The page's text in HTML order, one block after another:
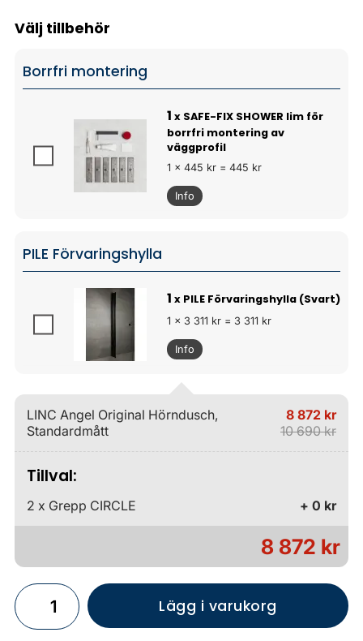
Välj tillbehör
Borrfri montering
1 x SAFE-FIX SHOWER lim för
borrfri montering av
väggprofil
1 x 445 kr = 445 kr
Info
PILE Förvaringshylla
1 x PILE Förvaringshylla (Svart)
1 x 3 311 kr = 3 311 kr
Info
LINC Angel Original Hörndusch,
Standardmått
8 872 kr
10 690 kr
Tillval:
2 x Grepp CIRCLE + 0 kr
8 872 kr
Lägg i varukorg